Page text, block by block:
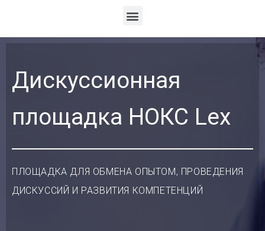
Дискуссионная
площадка НОКС Lex
ПЛОЩАДКА ДЛЯ ОБМЕНА ОПЫТОМ, ПРОВЕДЕНИЯ
ДИСКУССИЙ И РАЗВИТИЯ КОМПЕТЕНЦИЙ